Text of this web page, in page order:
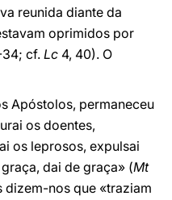
reunida diante da
oprimidos por
34; cf. Lc 4, 40). O
Apóstolos, permaneceu
os doentes,
os leprosos, expulsai
dai de graça» (Mt
dizem-nos que «traziam